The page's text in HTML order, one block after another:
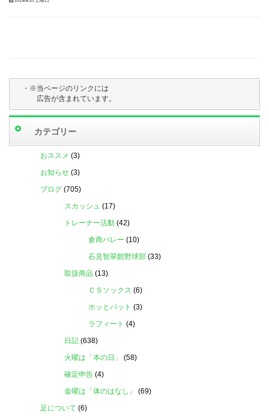
・※当ページのリンクには
広告が含まれています。
カテゴリー
おススメ (3)
お知らせ (3)
ブログ (705)
スカッシュ (17)
トレーナー活動 (42)
倉商バレー (10)
石見智翠館野球部 (33)
取扱商品 (13)
ＣＳソックス (6)
ホッとパット (3)
ラフィート (4)
日記 (638)
火曜は「本の日」
(58)
確定申告 (4)
金曜は「体のはなし」
(69)
足について (6)